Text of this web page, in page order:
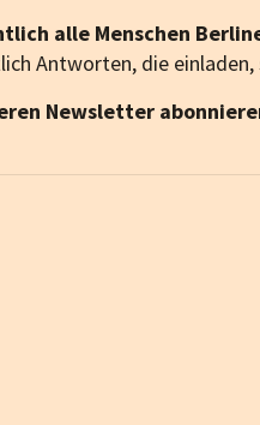
alle Menschen
Antworten, die
Newsletter